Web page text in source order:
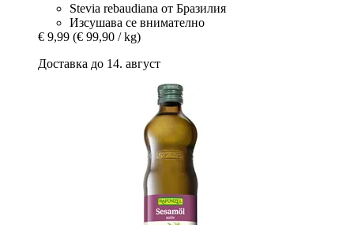
Stevia rebaudiana от Бразилия
Изсушава се внимателно
€ 9,99 (€ 99,90 / kg)
Доставка до 14. август